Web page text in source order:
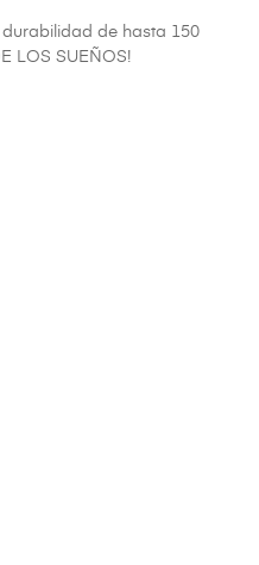
de hasta 150
LOS SUEÑOS!